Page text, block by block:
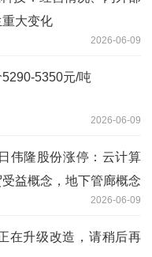
大变化
2026-06-09
5350元/吨
2026-06-09
伟隆股份涨停：云计算
益概念，地下管廊概念
2026-06-09
在升级改造，请稍后再